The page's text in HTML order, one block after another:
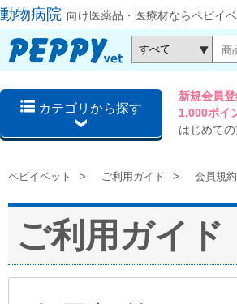
動物病院 向け医薬品・医療材ならペピイ
カテゴリから探す
新規会員
1,000ポイ
はじめて
ペピイベット ご利用ガイド 会員規約
ご利用ガイド